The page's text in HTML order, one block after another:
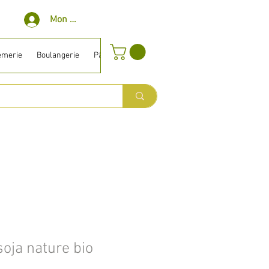
Mon compte
Boulangerie Pâtisserie Surgelé
nature bio